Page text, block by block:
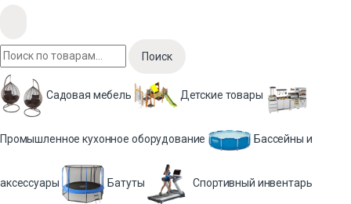
Поиск
Садовая мебель Детские товары
Промышленное кухонное оборудование Бассейны и
аксессуары Батуты Спортивный инвентарь